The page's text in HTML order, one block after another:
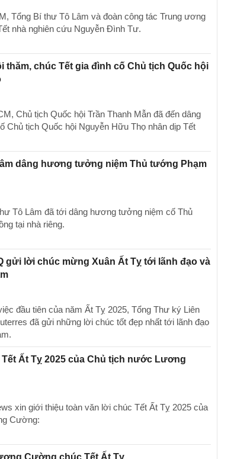
Tổng Bí thư Tô Lâm và đoàn công tác Trung ương
nhà nghiên cứu Nguyễn Đình Tư.
thăm, chúc Tết gia đình cố Chủ tịch Quốc hội
Chủ tịch Quốc hội Trần Thanh Mẫn đã đến dâng
Chủ tịch Quốc hội Nguyễn Hữu Thọ nhân dịp Tết
dâng hương tưởng niệm Thủ tướng Phạm
Tô Lâm đã tới dâng hương tưởng niệm cố Thủ
tại nhà riêng.
gửi lời chúc mừng Xuân Ất Tỵ tới lãnh đạo và
đầu tiên của năm Ất Tỵ 2025, Tổng Thư ký Liên
đã gửi những lời chúc tốt đẹp nhất tới lãnh đạo
Ất Tỵ 2025 của Chủ tịch nước Lương
xin giới thiệu toàn văn lời chúc Tết Ất Tỵ 2025 của
Cường: